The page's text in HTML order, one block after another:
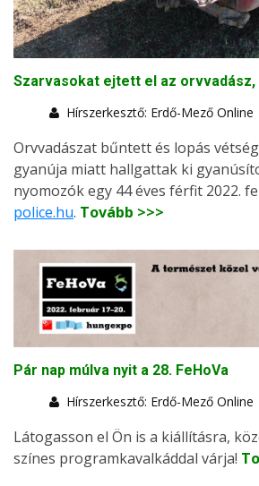
Szarvasokat ejtett el az orvvadász,
Hírszerkesztő: Erdő-Mező Online
Orvvadászat bűntett és lopás
gyanúja miatt hallgattak ki
nyomozók egy 44 éves férfit 2022.
police.hu. Tovább >>>
Pár nap múlva nyit a 28. FeHoVa
Hírszerkesztő: Erdő-Mező Online
Látogasson el Ön is a kiállításra,
színes programkavalkáddal várja!